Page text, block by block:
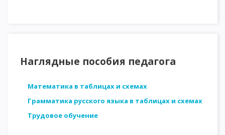
Наглядные пособия педагога
Математика в таблицах и схемах
Грамматика русского языка в таблицах и схемах
Трудовое обучение